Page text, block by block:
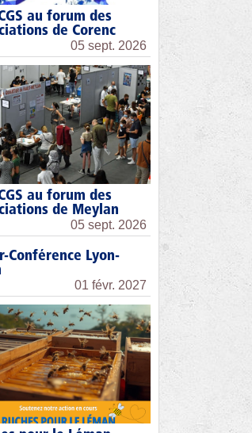
au forum des
de Corenc
05 sept. 2026
au forum des
de Meylan
05 sept. 2026
Conférence Lyon-
01 févr. 2027